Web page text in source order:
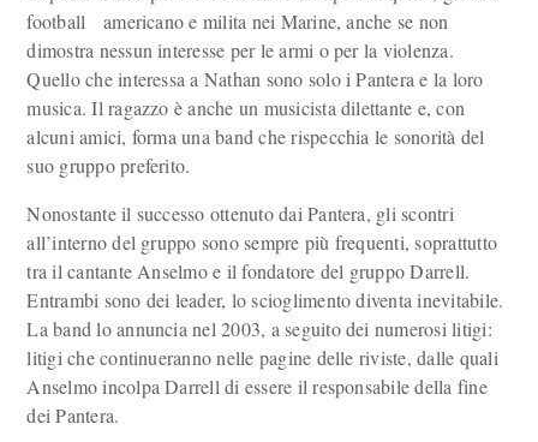
football americano e milita nei Marine, anche se non
dimostra nessun interesse per le armi o per la violenza.
Quello che interessa a Nathan sono solo i Pantera e la loro
musica. Il ragazzo è anche un musicista dilettante e, con
alcuni amici, forma una band che rispecchia le sonorità del
suo gruppo preferito.
Nonostante il successo ottenuto dai Pantera, gli scontri
all’interno del gruppo sono sempre più frequenti, soprattutto
tra il cantante Anselmo e il fondatore del gruppo Darrell.
Entrambi sono dei leader, lo scioglimento diventa inevitabile.
La band lo annuncia nel 2003, a seguito dei numerosi litigi:
litigi che continueranno nelle pagine delle riviste, dalle quali
Anselmo incolpa Darrell di essere il responsabile della fine
dei Pantera.